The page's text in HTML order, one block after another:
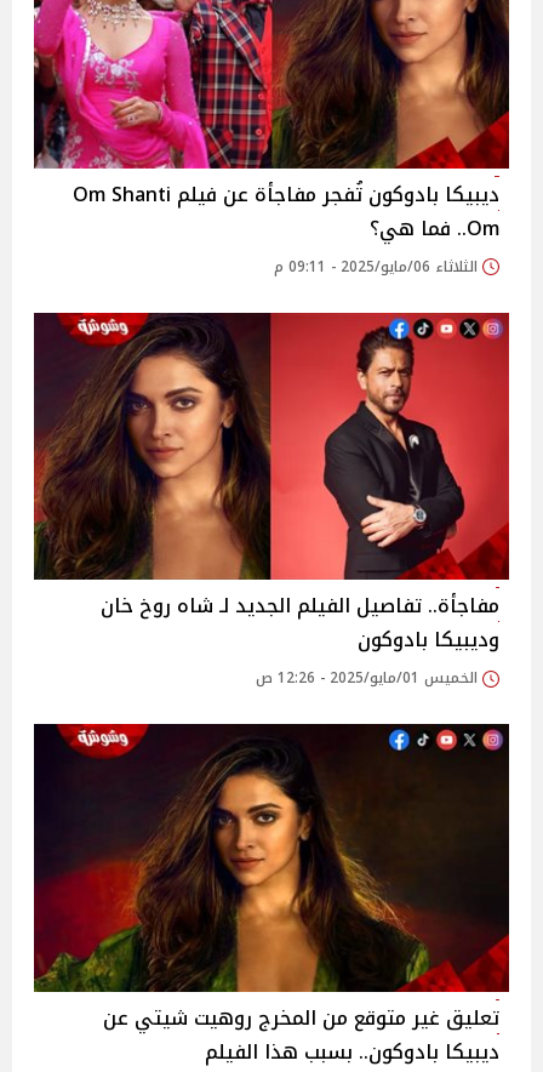
ديبيكا بادوكون تُفجر مفاجأة عن فيلم Om Shanti
Om.. فما هي؟
الثلاثاء 06/مايو/2025 - 09:11 م
مفاجأة.. تفاصيل الفيلم الجديد لـ شاه روخ خان
وديبيكا بادوكون
الخميس 01/مايو/2025 - 12:26 ص
تعليق غير متوقع من المخرج روهيت شيتي عن
ديبيكا بادوكون.. بسبب هذا الفيلم